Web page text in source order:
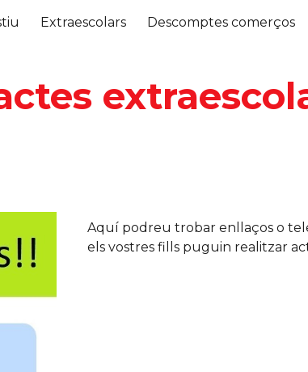
Skip to navigation
Extraescolars Descomptes comerços
Aquí podreu trobar enllaços o
els vostres fills puguin realitzar